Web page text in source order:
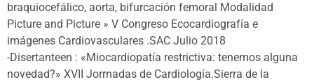
braquiocefálico, aorta, bifurcación femoral Modalidad
Picture and Picture » V Congreso Ecocardiografía e
imágenes Cardiovasculares .SAC Julio 2018
-Disertanteen : «Miocardiopatía restrictiva: tenemos alguna
novedad?» XVII Jorrnadas de Cardiología.Sierra de la